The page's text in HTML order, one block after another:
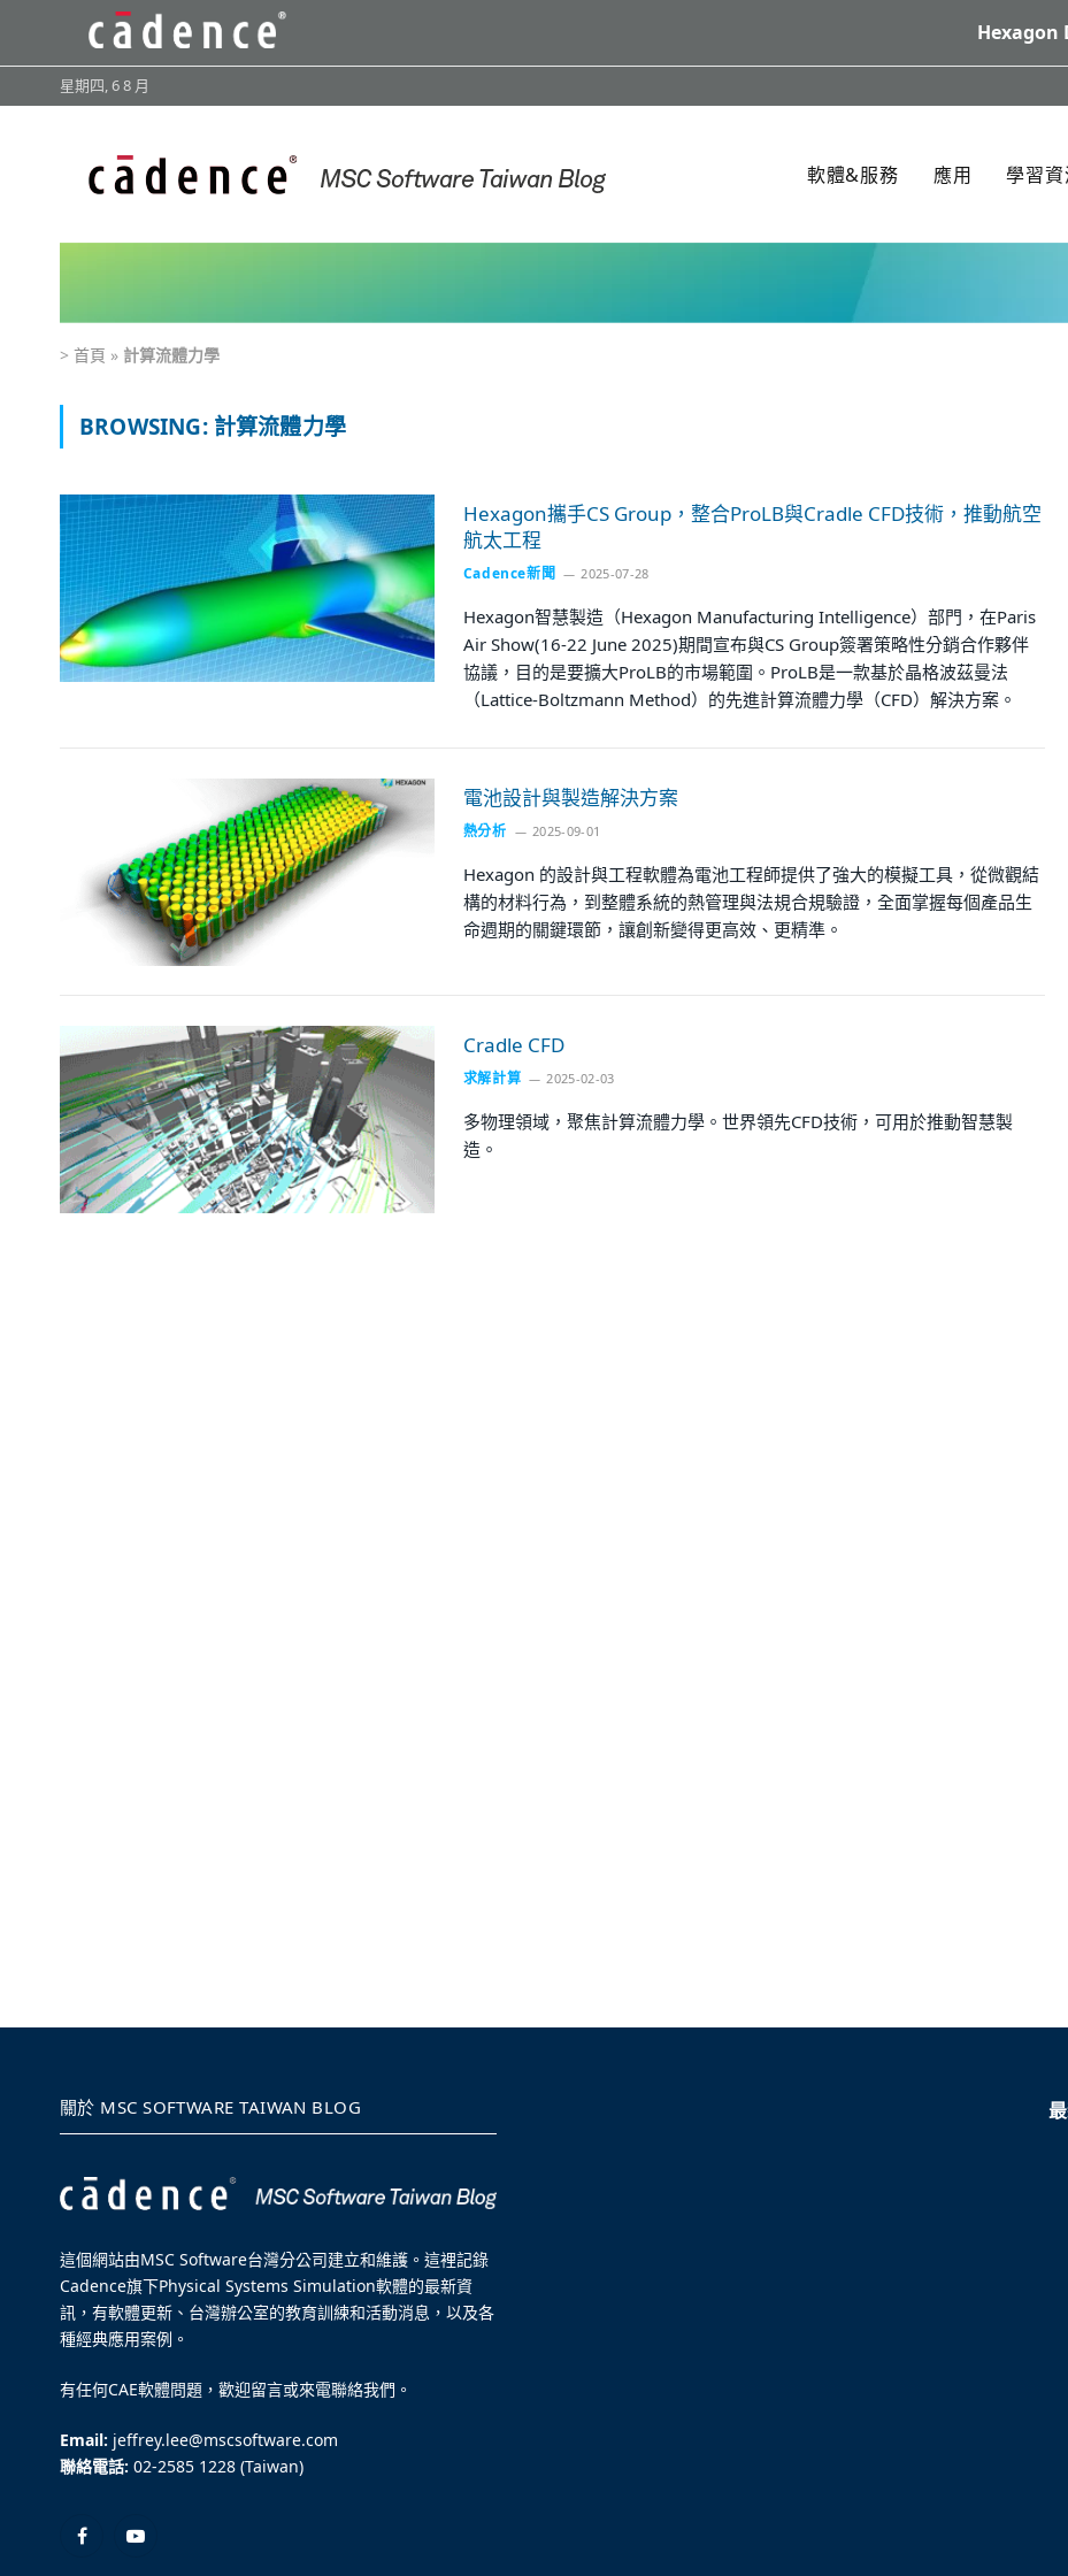
Hexagon
星期四, 6 8 月
軟體&服務 應用 學習
> 首頁 » 計算流體力學
BROWSING: 計算流體力學
Hexagon攜手CS Group，整合ProLB與Cradle CFD技術，推動航空
航太工程
Cadence新聞 2025-07-28
Hexagon智慧製造（Hexagon Manufacturing Intelligence）部門，在Paris
Air Show(16-22 June 2025)期間宣布與CS Group簽署策略性分銷合作夥伴
協議，目的是要擴大ProLB的市場範圍。ProLB是一款基於晶格波茲曼法
（Lattice-Boltzmann Method）的先進計算流體力學（CFD）解決方案。
電池設計與製造解決方案
熱分析 2025-09-01
Hexagon 的設計與工程軟體為電池工程師提供了強大的模擬工具，從微觀結
構的材料行為，到整體系統的熱管理與法規合規驗證，全面掌握每個產品生
命週期的關鍵環節，讓創新變得更高效、更精準。
Cradle CFD
求解計算 2025-02-03
多物理領域，聚焦計算流體力學。世界領先CFD技術，可用於推動智慧製
造。
關於 MSC SOFTWARE TAIWAN BLOG
這個網站由MSC Software台灣分公司建立和維護。這裡記錄
Cadence旗下Physical Systems Simulation軟體的最新資
訊，有軟體更新、台灣辦公室的教育訓練和活動消息，以及各
種經典應用案例。
有任何CAE軟體問題，歡迎留言或來電聯絡我們。
Email: jeffrey.lee@mscsoftware.com
聯絡電話: 02-2585 1228 (Taiwan)
FacebookYouTube